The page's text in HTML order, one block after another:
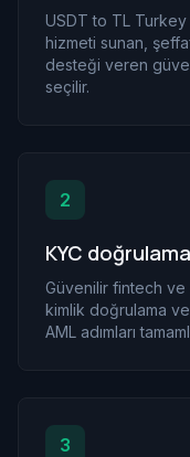
USDT to TL
hizmeti sunan,
desteği veren
seçilir.
2
KYC
Güvenilir fintech
kimlik doğrulama
AML adımları
3